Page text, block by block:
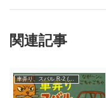
関連記事